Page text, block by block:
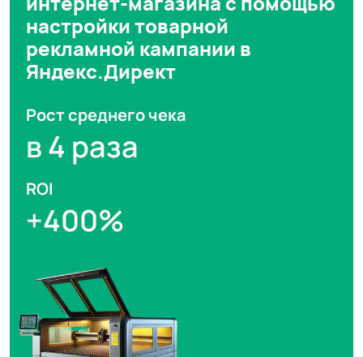
настройки товарной
рекламной кампании в
Яндекс.Директ
Рост среднего чека
в 4 раза
ROI
+400%